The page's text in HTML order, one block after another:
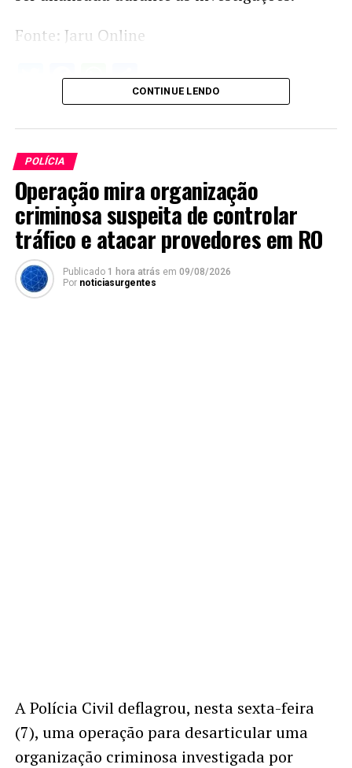
Fonte: Jaru Online
Twitter
Facebook
WhatsApp
Share
CONTINUE LENDO
POLÍCIA
Operação mira organização
criminosa suspeita de controlar
tráfico e atacar provedores em RO
Publicado 1 hora atrás em 09/08/2026
Por noticiasurgentes
A Polícia Civil deflagrou, nesta sexta-feira
(7), uma operação para desarticular uma
organização criminosa investigada por